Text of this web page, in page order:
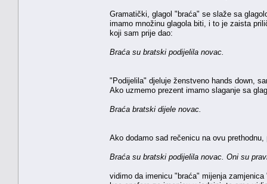
Gramatički, glagol "braća" se slaže sa
imamo množinu glagola biti, i to je zaista
koji sam prije dao:
Braća su bratski podijelila novac.
"Podijelila" djeluje ženstveno hands down,
Ako uzmemo prezent imamo slaganje sa
Braća bratski dijele novac.
Ako dodamo sad rečenicu na ovu
Braća su bratski podijelila novac. Oni su
vidimo da imenicu "braća" mijenja